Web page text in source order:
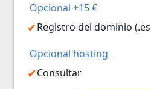
Opcional +15 €
Registro del dominio
Opcional hosting
Consultar